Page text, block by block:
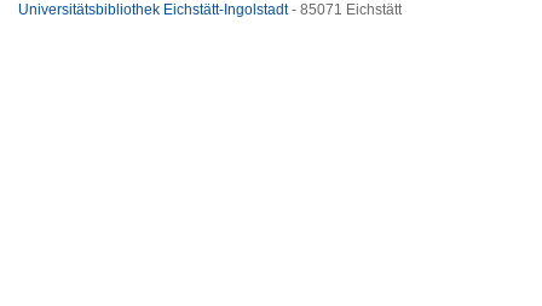
Universitätsbibliothek Eichstätt-Ingolstadt- 85071 Eichstätt